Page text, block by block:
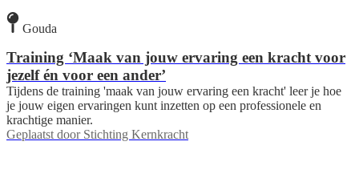
Gouda
Training ‘Maak van jouw ervaring een kracht voor
jezelf én voor een ander’
Tijdens de training 'maak van jouw ervaring een kracht' leer je hoe
je jouw eigen ervaringen kunt inzetten op een professionele en
krachtige manier.
Geplaatst door Stichting Kernkracht